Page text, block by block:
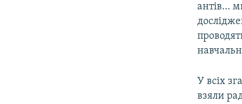
антів…
У всіх
взяли